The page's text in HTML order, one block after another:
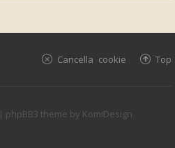
Top
Cancella cookie
| phpBB3 theme by KomiDesign